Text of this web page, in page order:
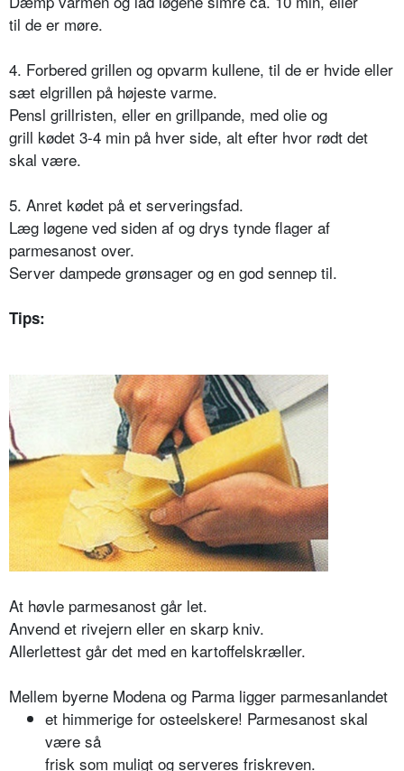
til de er møre.
4. Forbered grillen og opvarm kullene, til de er hvide eller
sæt elgrillen på højeste varme.
Pensl grillristen, eller en grillpande, med olie og
grill kødet 3-4 min på hver side, alt efter hvor rødt det
skal være.
5. Anret kødet på et serveringsfad.
Læg løgene ved siden af og drys tynde flager af
parmesanost over.
Server dampede grønsager og en god sennep til.
Tips:
At høvle parmesanost går let.
Anvend et rivejern eller en skarp kniv.
Allerlettest går det med en kartoffelskræller.
Mellem byerne Modena og Parma ligger parmesanlandet
et himmerige for osteelskere! Parmesanost skal
være så
frisk som muligt og serveres friskreven.